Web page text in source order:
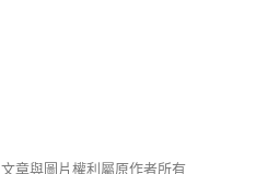
文章與圖片權利屬原作者所有